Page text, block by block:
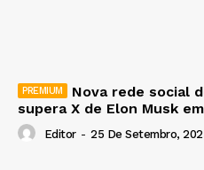
Nova rede social
supera X de Elon Musk
Editor - 25 De Setembro,